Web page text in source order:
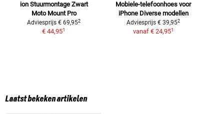
ion Stuurmontage Zwart
Moto Mount Pro
Adviesprijs € 69,952
€ 44,951
Mobiele-telefoonhoes voor
iPhone Diverse modellen
Adviesprijs € 39,952
vanaf € 24,951
Laatst bekeken artikelen